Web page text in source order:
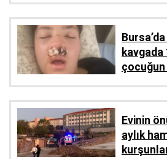
kavgada
çocuğun
Evinin
aylık